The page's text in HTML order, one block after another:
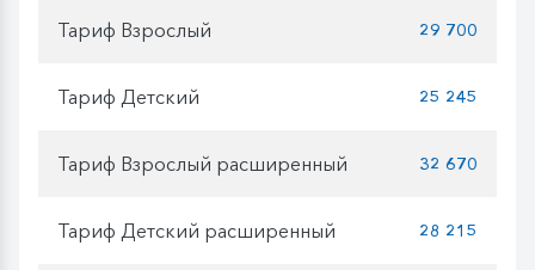
Тариф Взрослый 29 700
Тариф Детский 25 245
Тариф Взрослый расширенный 32 670
Тариф Детский расширенный 28 215